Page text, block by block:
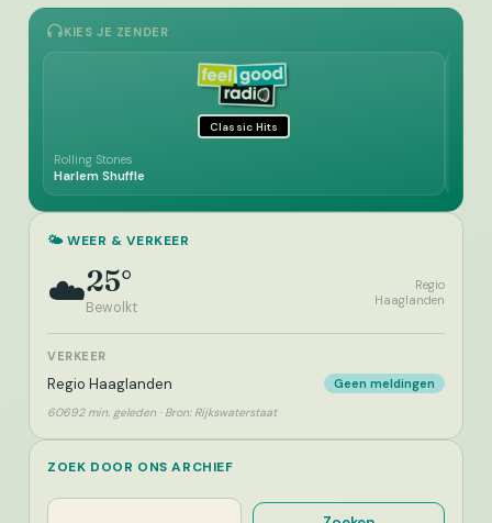
KIES JE ZENDER
Classic Hits
Rolling Stones
Harlem Shuffle
🌤️ WEER & VERKEER
☁️25°
Bewolkt
Regio
Haaglanden
VERKEER
Regio Haaglanden Geen meldingen
60692 min. geleden · Bron: Rijkswaterstaat
ZOEK DOOR ONS ARCHIEF
Zoeken